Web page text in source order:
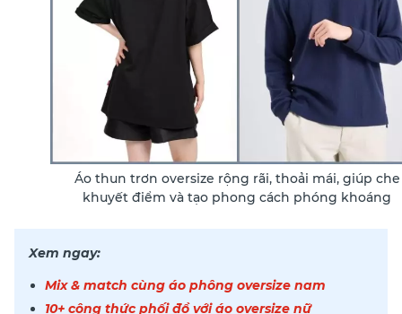
Áo thun trơn oversize rộng rãi, thoải mái, giúp che
khuyết điểm và tạo phong cách phóng khoáng
Xem ngay:
Mix & match cùng áo phông oversize nam
10+ công thức phối đồ với áo oversize nữ